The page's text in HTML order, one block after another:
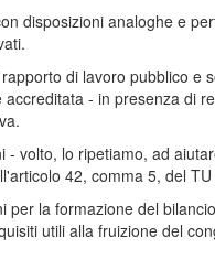
disposizioni analoghe e
di lavoro pubblico e
- in presenza di
volto, lo ripetiamo, ad
42, comma 5, del
la formazione del
utili alla fruizione del